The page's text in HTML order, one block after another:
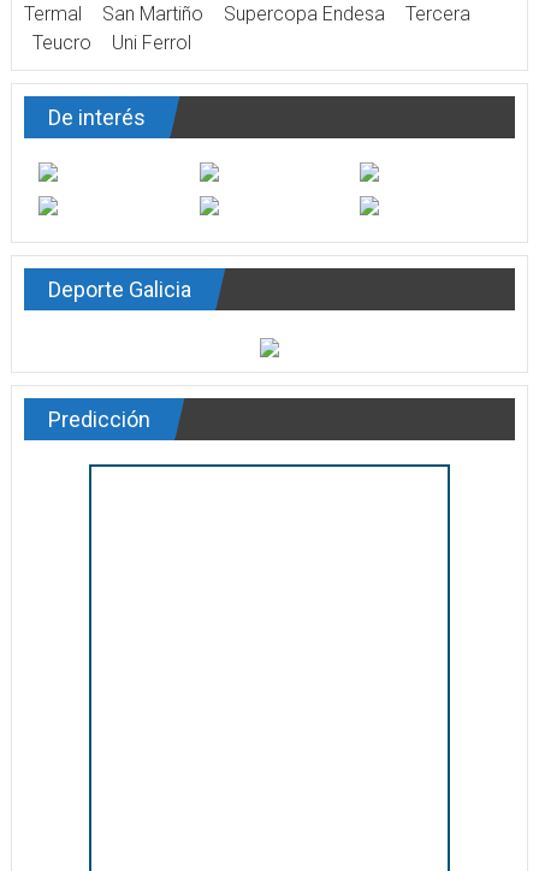
Termal
San Martiño Supercopa Endesa
Tercera
Teucro
Uni Ferrol
De interés
Deporte Galicia
Predicción